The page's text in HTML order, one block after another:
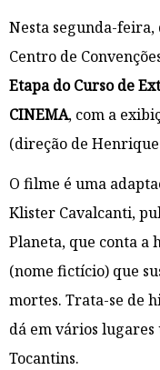
Nesta segunda-feira,
Centro de
Etapa do Curso de
CINEMA, com a
(direção de Henrique
O filme é uma
Klister Cavalcanti,
Planeta, que conta a
(nome fictício) que
mortes. Trata-se de
dá em vários
Tocantins.